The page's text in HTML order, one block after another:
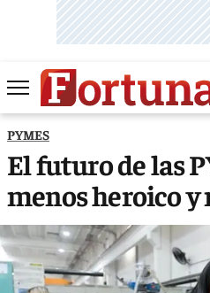
PYMES
El futuro de las
menos heroico